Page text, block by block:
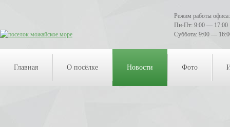
Режим работы офиса:
Пн-Пт: 9:00 — 17:00
Суббота: 9:00 —
Главная О посёлке Новости Фото